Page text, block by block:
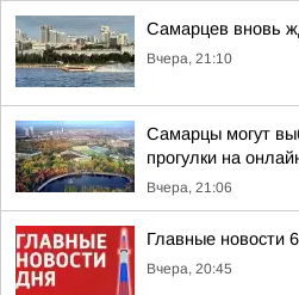
Самарцев вновь
Вчера, 21:10
Самарцы могут
прогулки на
Вчера, 21:06
Главные новости 6
Вчера, 20:45